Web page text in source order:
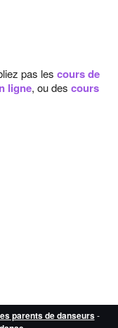
pas les cours de
ligne, ou des cours
parents de danseurs-